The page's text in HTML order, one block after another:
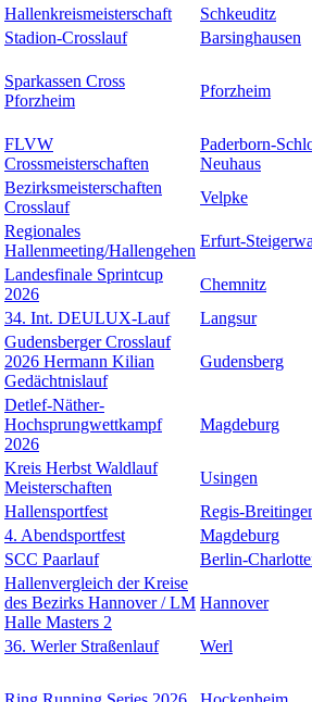
Hallenkreismeisterschaft
Schkeuditz
Stadion-Crosslauf Barsinghausen
Sparkassen Cross
Pforzheim
Pforzheim
FLVW
Crossmeisterschaften
Paderborn-
Neuhaus
Bezirksmeisterschaften
Crosslauf
Velpke
Regionales
Hallenmeeting/Hallengehen
Erfurt-
Landesfinale Sprintcup
2026
Chemnitz
34. Int. DEULUX-Lauf Langsur
Gudensberger Crosslauf
2026 Hermann Kilian
Gedächtnislauf
Gudensberg
Detlef-Näther-
Hochsprungwettkampf
2026
Magdeburg
Kreis Herbst Waldlauf
Meisterschaften
Usingen
Hallensportfest
Regis-
4. Abendsportfest
Magdeburg
SCC Paarlauf Berlin-
Hallenvergleich der Kreise
des Bezirks Hannover / LM
Halle Masters 2
Hannover
36. Werler Straßenlauf Werl